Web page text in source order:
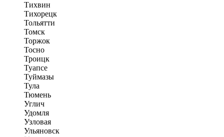
Тихвин
Тихорецк
Тольятти
Томск
Торжок
Тосно
Троицк
Туапсе
Туймазы
Тула
Тюмень
Углич
Удомля
Узловая
Ульяновск